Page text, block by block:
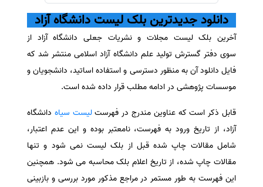
سفارش ترجمه مولتی‌مدیا
سفارش گویندگی
سفارش تولید محتوا
سفارش ترجمه همزمان
سفارش چکیده گرافیکی
سفارش تهیه کاورلتر
سفارش انگیزه‌نامه‌SOP
دانلود جدیدترین بلک لیست دانشگاه آزاد
آخرین بلک لیست مجلات و نشریات جعلی دانشگاه آزاد از
سوی دفتر گسترش تولید علم دانشگاه آزاد اسلامی منتشر شد که
فایل دانلود آن به منظور دسترسی و استفاده اساتید، دانشجویان و
موسسات پژوهشی در ادامه مطلب قرار داده شده است.
قابل ذکر است که عناوین مندرج در فهرستلیست سیاه دانشگاه
آزاد، از تاریخ ورود به فهرست، نامعتبر بوده و این عدم اعتبار،
شامل مقالات چاپ شده قبل از بلک لیست نمی شود و تنها
مقالات چاپ شده، از تاریخ اعلام بلک محاسبه می شود. همچنین
این فهرست به طور مستمر در مراجع مذکور مورد بررسی و بازبینی